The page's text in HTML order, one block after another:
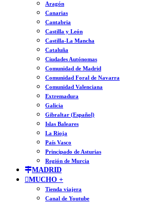
Aragón
Canarias
Cantabria
Castilla y León
Castilla-La Mancha
Cataluña
Ciudades Autónomas
Comunidad de Madrid
Comunidad Foral de Navarra
Comunidad Valenciana
Extremadura
Galicia
Gibraltar (Español)
Islas Baleares
La Rioja
País Vasco
Principado de Asturias
Región de Murcia
MADRID
MUCHO +
Tienda viajera
Canal de Youtube